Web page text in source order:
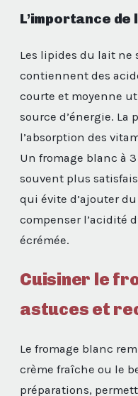
L’importance de
Les lipides du lait ne
contiennent des
courte et moyenne
source d’énergie. La
l’absorption des
Un fromage blanc à
souvent plus
qui évite d’ajouter
compenser l’acidité
écrémée.
Cuisiner le
astuces et
Le fromage blanc
crème fraîche ou le
préparations,